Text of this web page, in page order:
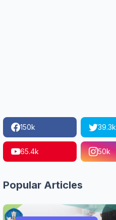
150k 39.3k
65.4k 50k
Popular Articles